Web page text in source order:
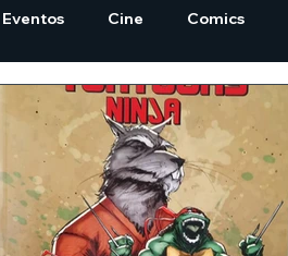
Eventos Cine Comics
Merchandising